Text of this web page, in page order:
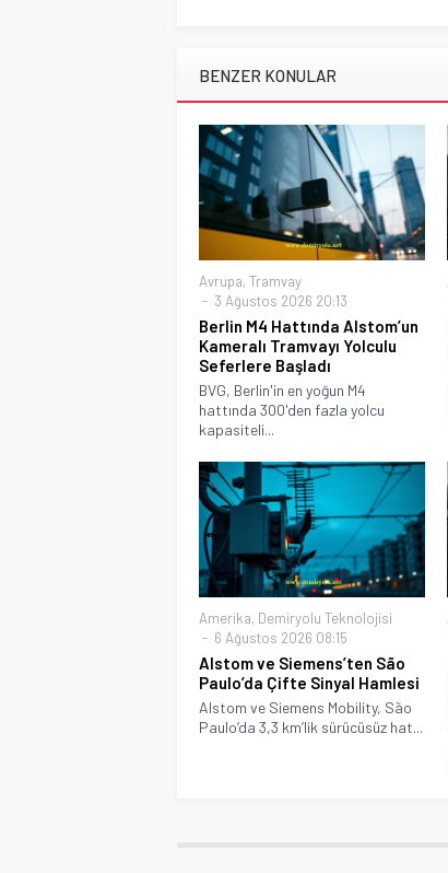
BENZER KONULAR
Avrupa, Tramvay
3 Ağustos 2026 20:13
Berlin M4 Hattında Alstom’un
Kameralı Tramvayı Yolculu
Seferlere Başladı
BVG, Berlin'in en yoğun M4
hattında 300'den fazla yolcu
kapasiteli...
Amerika, Demiryolu Teknolojisi
6 Ağustos 2026 08:15
Alstom ve Siemens’ten São
Paulo’da Çifte Sinyal Hamlesi
Alstom ve Siemens Mobility, São
Paulo’da 3,3 km’lik sürücüsüz hat...